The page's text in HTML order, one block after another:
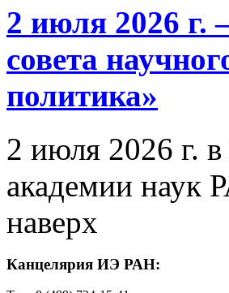
2 июля 2026 г.
совета
политика»
2 июля 2026 г.
академии наук
наверх
Канцелярия ИЭ РАН: